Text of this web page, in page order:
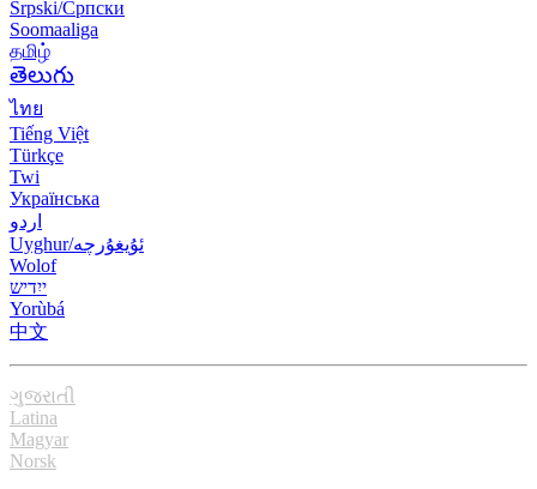
Srpski/Српски
Soomaaliga
தமிழ்
తెలుగు
ไทย
Tiếng Việt
Türkçe
Twi
Українська
اردو
Uyghur/ئۇيغۇرچه
Wolof
ייִדיש
Yorùbá
中文
ગુજરાતી
Latina
Magyar
Norsk